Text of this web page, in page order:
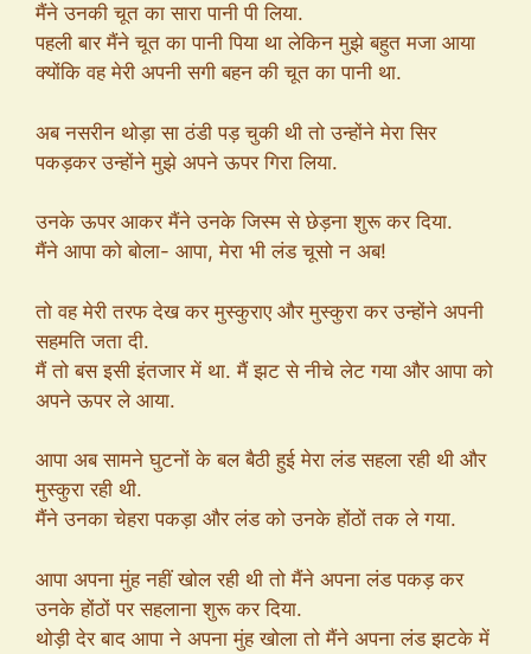
मैंने उनकी चूत का सारा पानी पी लिया.
पहली बार मैंने चूत का पानी पिया था लेकिन मुझे बहुत मजा आया
क्योंकि वह मेरी अपनी सगी बहन की चूत का पानी था.
अब नसरीन थोड़ा सा ठंडी पड़ चुकी थी तो उन्होंने मेरा सिर
पकड़कर उन्होंने मुझे अपने ऊपर गिरा लिया.
उनके ऊपर आकर मैंने उनके जिस्म से छेड़ना शुरू कर दिया.
मैंने आपा को बोला- आपा, मेरा भी लंड चूसो न अब!
तो वह मेरी तरफ देख कर मुस्कुराए और मुस्कुरा कर उन्होंने अपनी
सहमति जता दी.
मैं तो बस इसी इंतजार में था. मैं झट से नीचे लेट गया और आपा को
अपने ऊपर ले आया.
आपा अब सामने घुटनों के बल बैठी हुई मेरा लंड सहला रही थी और
मुस्कुरा रही थी.
मैंने उनका चेहरा पकड़ा और लंड को उनके होंठों तक ले गया.
आपा अपना मुंह नहीं खोल रही थी तो मैंने अपना लंड पकड़ कर
उनके होंठों पर सहलाना शुरू कर दिया.
थोड़ी देर बाद आपा ने अपना मुंह खोला तो मैंने अपना लंड झटके में